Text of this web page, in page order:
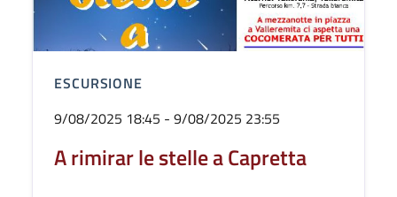
ESCURSIONE
9/08/2025 18:45 - 9/08/2025 23:55
A rimirar le stelle a Capretta